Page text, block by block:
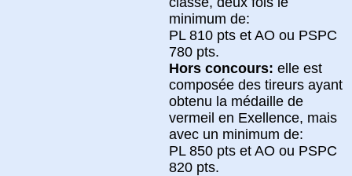
minimum de:
PL 810 pts et AO ou PSPC
780 pts.
Hors concours: elle est
composée des tireurs ayant
obtenu la médaille de
vermeil en Exellence, mais
avec un minimum de:
PL 850 pts et AO ou PSPC
820 pts.